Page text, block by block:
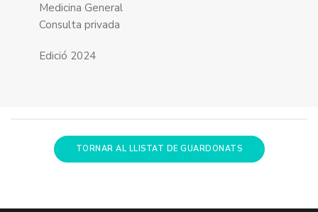
Medicina General
Consulta privada
Edició 2024
TORNAR AL LLISTAT DE GUARDONATS